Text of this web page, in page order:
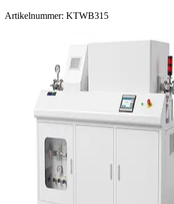
Artikelnummer: KTWB315